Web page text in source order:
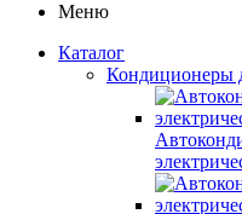
Меню
Каталог
Кондиционеры